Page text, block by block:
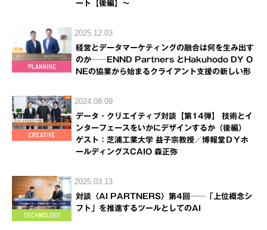
ート【後編】～
2025.12.03
経営とデータマーケティングの融合は何を生み出す
のか──ENND Partners とHakuhodo DY O
NEの協業から始まるクライアント支援の新しい形
2024.08.09
データ・クリエイティブ対談【第14弾】 技術とイ
ンターフェースをいかにデザインするか（後編）
ゲスト：芝浦工業大学 益子宗教授／博報堂ＤＹホ
ールディングスCAIO 森正弥
2025.03.13
対談〈AI PARTNERS〉第4回──「上位概念シ
フト」を推進するツールとしてのAI